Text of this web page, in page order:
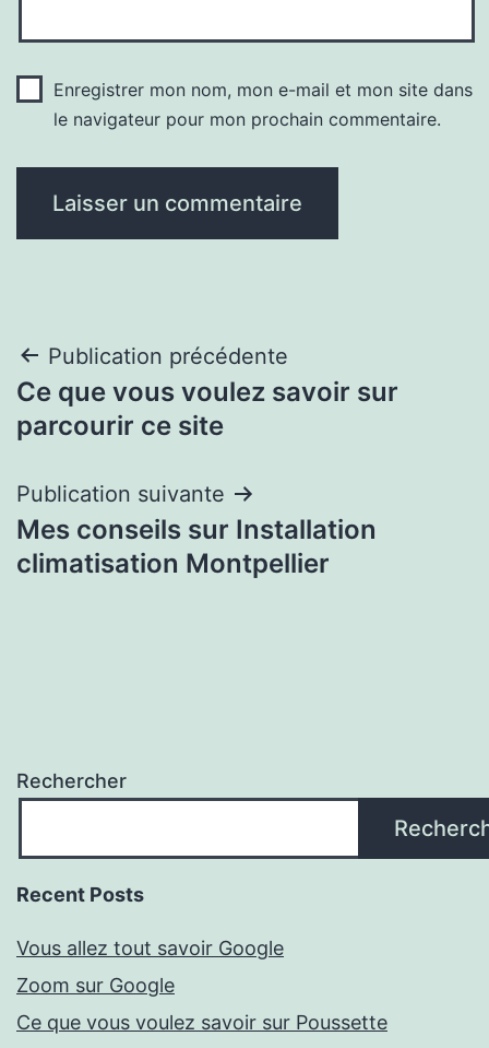
Enregistrer mon nom, mon e-mail et mon site dans
le navigateur pour mon prochain commentaire.
Navigation
de
Publication précédente
Ce que vous voulez savoir sur
parcourir ce site
Publication suivante
Mes conseils sur Installation
climatisation Montpellier
Rechercher
Recent Posts
Vous allez tout savoir Google
Zoom sur Google
Ce que vous voulez savoir sur Poussette